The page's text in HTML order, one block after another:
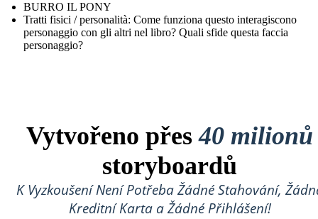
BURRO IL PONY
Tratti fisici / personalità: Come funziona questo interagiscono
personaggio con gli altri nel libro? Quali sfide questa faccia
personaggio?
Vytvořeno přes40 milionů
storyboardů
K Vyzkoušení Není Potřeba Žádné Stahování,
Kreditní Karta a Žádné Přihlášení!